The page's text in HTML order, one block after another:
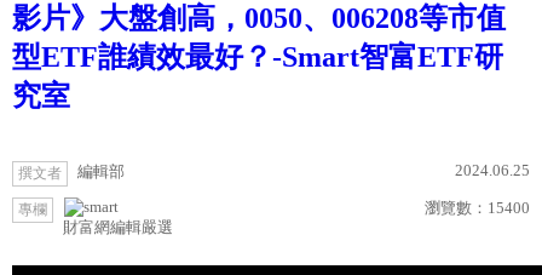
影片》大盤創高，0050、006208等市值
型ETF誰績效最好？-Smart智富ETF研
究室
撰文者 編輯部 2024.06.25
專欄
財富網編輯嚴選
瀏覽數： 15400